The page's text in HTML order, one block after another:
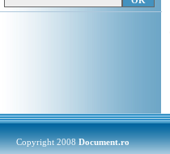
Copyright 2008Document.ro